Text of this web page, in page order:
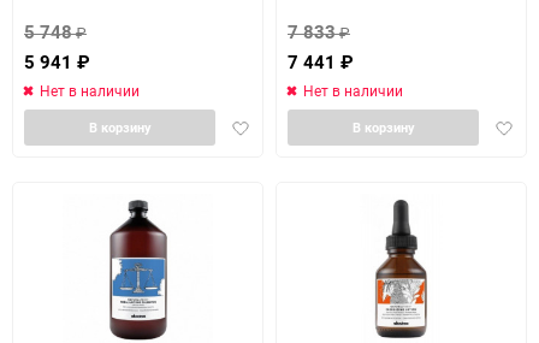
5 748₽
5 941 ₽
Нет в наличии
Добавить
В корзину
7 833₽
7 441 ₽
Нет в наличии
В корзину